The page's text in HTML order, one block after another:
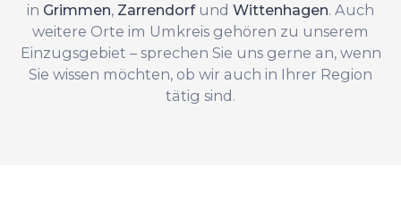
in Grimmen, Zarrendorfund Wittenhagen. Auch
weitere Orte im Umkreis gehören zu unserem
Einzugsgebiet – sprechen Sie uns gerne an, wenn
Sie wissen möchten, ob wir auch in Ihrer Region
tätig sind.